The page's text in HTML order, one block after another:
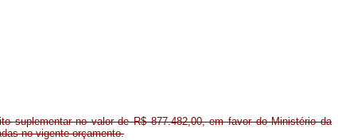
suplementar no valor de R$ 877.482,00, em favor do Ministério da
no vigente orçamento.